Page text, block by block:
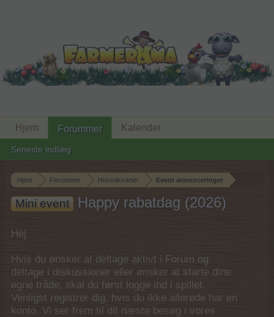
Hjem Forummer Hovedkvarter Event annonceringer
Mini event Happy rabatdag (2026)
Hej
Hvis du ønsker at deltage aktivt i Forum og
deltage i diskussioner eller ønsker at starte dine
egne tråde, skal du først logge ind i spillet.
Venligst registrer dig, hvis du ikke allerede har en
konto. Vi ser frem til dit næste besøg i vores
Hjem Forummer
Seneste indlæg
Kalender